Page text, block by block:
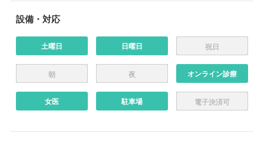
設備・対応
土曜日 日曜日 祝日
朝 夜 オンライン診療
女医 駐車場 電子決済可